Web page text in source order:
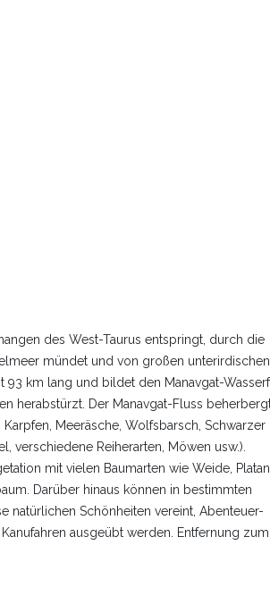
des West-Taurus entspringt, durch die
mündet und von großen unterirdischen
km lang und bildet den Manavgat-
herabstürzt. Der Manavgat-Fluss
Meeräsche, Wolfsbarsch, Schwarzer
verschiedene Reiherarten, Möwen usw.).
mit vielen Baumarten wie Weide,
Darüber hinaus können in bestimmten
natürlichen Schönheiten vereint, Abenteuer-
ausgeübt werden. Entfernung zum